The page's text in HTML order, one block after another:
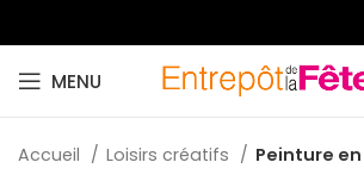
MENU
Accueil Loisirs créatifs Peinture